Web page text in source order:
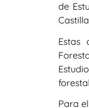
de
Estas
Para